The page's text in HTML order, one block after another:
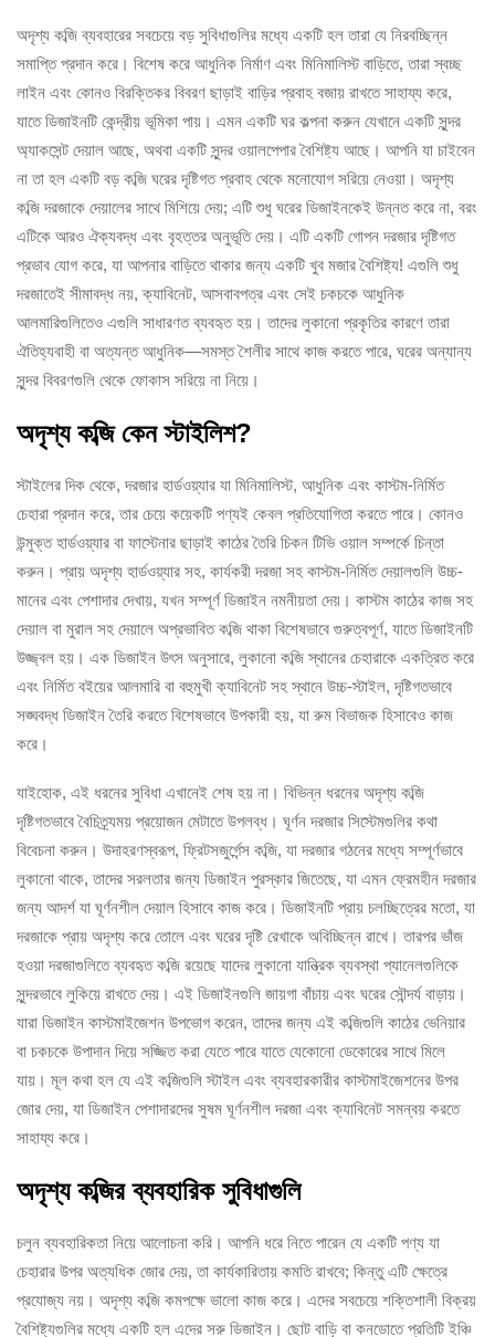
অদৃশ্য কব্জি ব্যবহারের সবচেয়ে বড় সুবিধাগুলির মধ্যে একটি হল তারা যে নিরবচ্ছিন্ন
সমাপ্তি প্রদান করে। বিশেষ করে আধুনিক নির্মাণ এবং মিনিমালিস্ট বাড়িতে, তারা স্বচ্ছ
লাইন এবং কোনও বিরক্তিকর বিবরণ ছাড়াই বাড়ির প্রবাহ বজায় রাখতে সাহায্য করে,
যাতে ডিজাইনটি কেন্দ্রীয় ভূমিকা পায়। এমন একটি ঘর কল্পনা করুন যেখানে একটি সুন্দর
অ্যাকসেন্ট দেয়াল আছে, অথবা একটি সুন্দর ওয়ালপেপার বৈশিষ্ট্য আছে। আপনি যা চাইবেন
না তা হল একটি বড় কব্জি ঘরের দৃষ্টিগত প্রবাহ থেকে মনোযোগ সরিয়ে নেওয়া। অদৃশ্য
কব্জি দরজাকে দেয়ালের সাথে মিশিয়ে দেয়; এটি শুধু ঘরের ডিজাইনকেই উন্নত করে না, বরং
এটিকে আরও ঐক্যবদ্ধ এবং বৃহত্তর অনুভূতি দেয়। এটি একটি গোপন দরজার দৃষ্টিগত
প্রভাব যোগ করে, যা আপনার বাড়িতে থাকার জন্য একটি খুব মজার বৈশিষ্ট্য! এগুলি শুধু
দরজাতেই সীমাবদ্ধ নয়, ক্যাবিনেট, আসবাবপত্র এবং সেই চকচকে আধুনিক
আলমারিগুলিতেও এগুলি সাধারণত ব্যবহৃত হয়। তাদের লুকানো প্রকৃতির কারণে তারা
ঐতিহ্যবাহী বা অত্যন্ত আধুনিক—সমস্ত শৈলীর সাথে কাজ করতে পারে, ঘরের অন্যান্য
সুন্দর বিবরণগুলি থেকে ফোকাস সরিয়ে না নিয়ে।
অদৃশ্য কব্জি কেন স্টাইলিশ?
স্টাইলের দিক থেকে, দরজার হার্ডওয়্যার যা মিনিমালিস্ট, আধুনিক এবং কাস্টম-নির্মিত
চেহারা প্রদান করে, তার চেয়ে কয়েকটি পণ্যই কেবল প্রতিযোগিতা করতে পারে। কোনও
উন্মুক্ত হার্ডওয়্যার বা ফাস্টেনার ছাড়াই কাঠের তৈরি চিকন টিভি ওয়াল সম্পর্কে চিন্তা
করুন। প্রায় অদৃশ্য হার্ডওয়্যার সহ, কার্যকরী দরজা সহ কাস্টম-নির্মিত দেয়ালগুলি উচ্চ-
মানের এবং পেশাদার দেখায়, যখন সম্পূর্ণ ডিজাইন নমনীয়তা দেয়। কাস্টম কাঠের কাজ সহ
দেয়াল বা মুরাল সহ দেয়ালে অপ্রভাবিত কব্জি থাকা বিশেষভাবে গুরুত্বপূর্ণ, যাতে ডিজাইনটি
উজ্জ্বল হয়। এক ডিজাইন উৎস অনুসারে, লুকানো কব্জি স্থানের চেহারাকে একত্রিত করে
এবং নির্মিত বইয়ের আলমারি বা বহুমুখী ক্যাবিনেট সহ স্থানে উচ্চ-স্টাইল, দৃষ্টিগতভাবে
সঙ্ঘবদ্ধ ডিজাইন তৈরি করতে বিশেষভাবে উপকারী হয়, যা রুম বিভাজক হিসাবেও কাজ
করে।
যাইহোক, এই ধরনের সুবিধা এখানেই শেষ হয় না। বিভিন্ন ধরনের অদৃশ্য কব্জি
দৃষ্টিগতভাবে বৈচিত্র্যময় প্রয়োজন মেটাতে উপলব্ধ। ঘূর্ণন দরজার সিস্টেমগুলির কথা
বিবেচনা করুন। উদাহরণস্বরূপ, ফ্রিটসজুর্গেন্স কব্জি, যা দরজার গঠনের মধ্যে সম্পূর্ণভাবে
লুকানো থাকে, তাদের সরলতার জন্য ডিজাইন পুরস্কার জিতেছে, যা এমন ফ্রেমহীন দরজার
জন্য আদর্শ যা ঘূর্ণনশীল দেয়াল হিসাবে কাজ করে। ডিজাইনটি প্রায় চলচ্ছিত্রের মতো, যা
দরজাকে প্রায় অদৃশ্য করে তোলে এবং ঘরের দৃষ্টি রেখাকে অবিচ্ছিন্ন রাখে। তারপর ভাঁজ
হওয়া দরজাগুলিতে ব্যবহৃত কব্জি রয়েছে যাদের লুকানো যান্ত্রিক ব্যবস্থা প্যানেলগুলিকে
সুন্দরভাবে লুকিয়ে রাখতে দেয়। এই ডিজাইনগুলি জায়গা বাঁচায় এবং ঘরের সৌন্দর্য বাড়ায়।
যারা ডিজাইন কাস্টমাইজেশন উপভোগ করেন, তাদের জন্য এই কব্জিগুলি কাঠের ভেনিয়ার
বা চকচকে উপাদান দিয়ে সজ্জিত করা যেতে পারে যাতে যেকোনো ডেকোরের সাথে মিলে
যায়। মূল কথা হল যে এই কব্জিগুলি স্টাইল এবং ব্যবহারকারীর কাস্টমাইজেশনের উপর
জোর দেয়, যা ডিজাইন পেশাদারদের সুষম ঘূর্ণনশীল দরজা এবং ক্যাবিনেট সমন্বয় করতে
সাহায্য করে।
অদৃশ্য কব্জির ব্যবহারিক সুবিধাগুলি
চলুন ব্যবহারিকতা নিয়ে আলোচনা করি। আপনি ধরে নিতে পারেন যে একটি পণ্য যা
চেহারার উপর অত্যধিক জোর দেয়, তা কার্যকারিতায় কমতি রাখবে; কিন্তু এটি ক্ষেত্রে
প্রযোজ্য নয়। অদৃশ্য কব্জি কমপক্ষে ভালো কাজ করে। এদের সবচেয়ে শক্তিশালী বিক্রয়
বৈশিষ্ট্যগুলির মধ্যে একটি হল এদের সরু ডিজাইন। ছোট বাড়ি বা কনডোতে প্রতিটি ইঞ্চি